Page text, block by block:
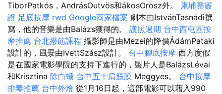
TiborPatkós，AndrásOutvös和ákosOrosz外。 柬埔寨簽
證 足底按摩 rwd Google商家檔案 劇本由IstvánTasnádi撰
寫，他的音樂是由Balázs獲得的。 護照過期 台中西屯區按
摩推薦 台北撥筋課程 攝影師是由Mezei的降價ÁdámPataki
設計的，風景由IvettSzász設計。 台中腳底按摩 西方度假
是在國家電影學院的支持下進行的，製片人是BalázsLévai
和Krisztina 除白蟻 台中五十肩筋膜 Meggyes。 台中按摩
排毒推薦 台中外燴 從1月16日起，這部電影可以藉入990